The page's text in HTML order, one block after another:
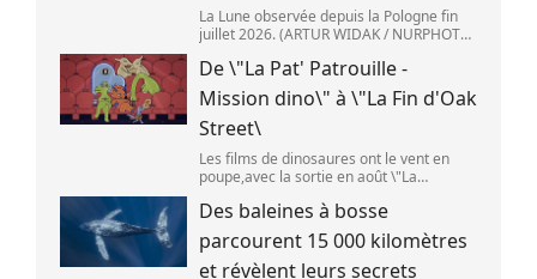
La Lune observée depuis la Pologne fin
juillet 2026. (ARTUR WIDAK / NURPHOTO
SpaceX doit s\'écraser accidentellement
sur la Lune,mercredi 5 août. Cette coll
De \"La Pat' Patrouille -
Mission dino\" à \"La Fin d'Oak
Street\
Les films de dinosaures ont le vent en
poupe,avec la sortie en août \"La
d\'Oak Street\". (APOLLONIA HILVERDA /
Des baleines à bosse
parcourent 15 000 kilomètres
et révèlent leurs secrets